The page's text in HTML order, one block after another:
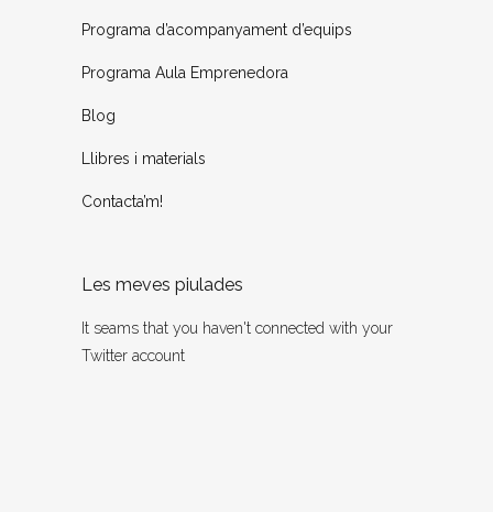
Programa d’acompanyament d’equips
Programa Aula Emprenedora
Blog
Llibres i materials
Contacta’m!
Les meves piulades
It seams that you haven't connected with your
Twitter account